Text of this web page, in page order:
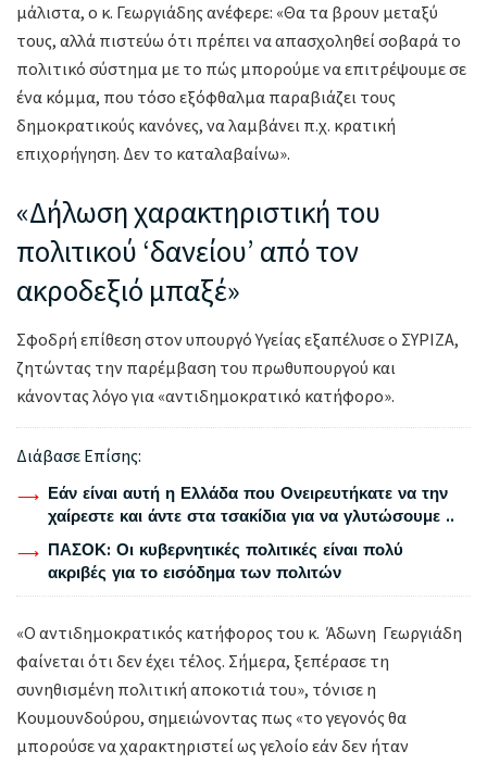
μάλιστα, ο κ. Γεωργιάδης ανέφερε: «Θα τα βρουν μεταξύ
τους, αλλά πιστεύω ότι πρέπει να απασχοληθεί σοβαρά το
πολιτικό σύστημα με το πώς μπορούμε να επιτρέψουμε σε
ένα κόμμα, που τόσο εξόφθαλμα παραβιάζει τους
δημοκρατικούς κανόνες, να λαμβάνει π.χ. κρατική
επιχορήγηση. Δεν το καταλαβαίνω».
«Δήλωση χαρακτηριστική του
πολιτικού ‘δανείου’ από τον
ακροδεξιό μπαξέ»
Σφοδρή επίθεση στον υπουργό Υγείας εξαπέλυσε ο ΣΥΡΙΖΑ,
ζητώντας την παρέμβαση του πρωθυπουργού και
κάνοντας λόγο για «αντιδημοκρατικό κατήφορο».
Διάβασε Επίσης:
Εάν είναι αυτή η Ελλάδα που Ονειρευτήκατε να την
χαίρεστε και άντε στα τσακίδια για να γλυτώσουμε ..
ΠΑΣΟΚ: Οι κυβερνητικές πολιτικές είναι πολύ
ακριβές για το εισόδημα των πολιτών
«Ο αντιδημοκρατικός κατήφορος του κ. Άδωνη Γεωργιάδη
φαίνεται ότι δεν έχει τέλος. Σήμερα, ξεπέρασε τη
συνηθισμένη πολιτική αποκοτιά του», τόνισε η
Κουμουνδούρου, σημειώνοντας πως «το γεγονός θα
μπορούσε να χαρακτηριστεί ως γελοίο εάν δεν ήταν